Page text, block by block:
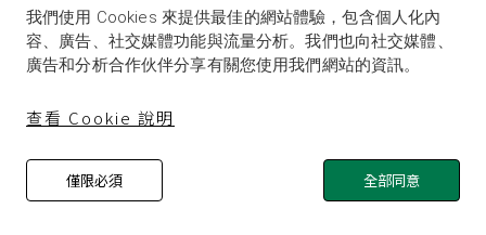
物理 化學地球科學天文
© SCIENTIFIC AMERICAN, A DIVISION OF NATURE
AMERICA, INC.ALL RIGHTS RESERVED.
我們使用 Cookies 來提供最佳的網站體驗，包含個人化內
容、廣告、社交媒體功能與流量分析。我們也向社交媒體、
廣告和分析合作伙伴分享有關您使用我們網站的資訊。
查看 Cookie 說明
僅限必須 全部同意